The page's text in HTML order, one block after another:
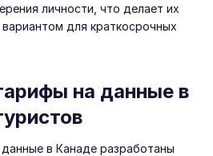
личности, что делает их
для краткосрочных
на данные в
в Канаде разработаны